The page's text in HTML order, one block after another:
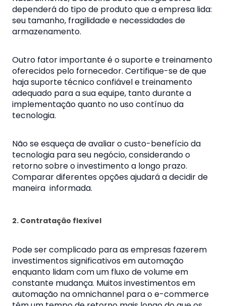
dependerá do tipo de produto que a empresa lida:
seu tamanho, fragilidade e necessidades de
armazenamento.
Outro fator importante é o suporte e treinamento
oferecidos pelo fornecedor. Certifique-se de que
haja suporte técnico confiável e treinamento
adequado para a sua equipe, tanto durante a
implementação quanto no uso contínuo da
tecnologia.
Não se esqueça de avaliar o custo-benefício da
tecnologia para seu negócio, considerando o
retorno sobre o investimento a longo prazo.
Comparar diferentes opções ajudará a decidir de
maneira informada.
2. Contratação flexível
Pode ser complicado para as empresas fazerem
investimentos significativos em automação
enquanto lidam com um fluxo de volume em
constante mudança. Muitos investimentos em
automação na omnichannel para o e-commerce